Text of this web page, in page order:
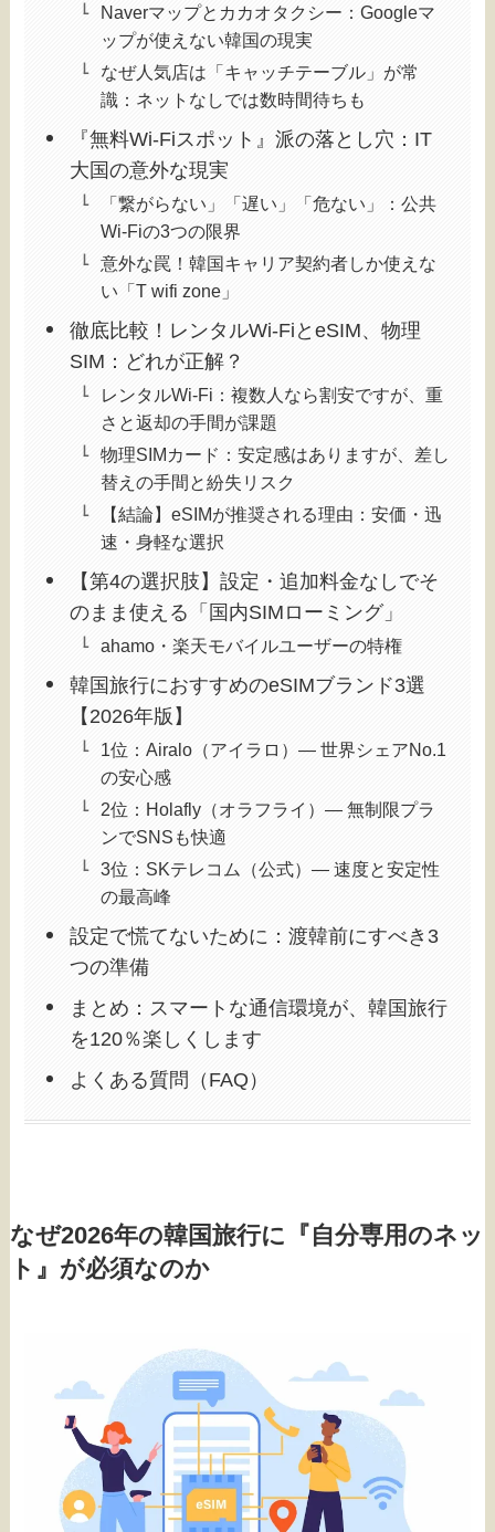
Naverマップとカカオタクシー：Googleマ
ップが使えない韓国の現実
なぜ人気店は「キャッチテーブル」が常
識：ネットなしでは数時間待ちも
『無料Wi-Fiスポット』派の落とし穴：IT
大国の意外な現実
「繋がらない」「遅い」「危ない」：公共
Wi-Fiの3つの限界
意外な罠！韓国キャリア契約者しか使えな
い「T wifi zone」
徹底比較！レンタルWi-FiとeSIM、物理
SIM：どれが正解？
レンタルWi-Fi：複数人なら割安ですが、重
さと返却の手間が課題
物理SIMカード：安定感はありますが、差し
替えの手間と紛失リスク
【結論】eSIMが推奨される理由：安価・迅
速・身軽な選択
【第4の選択肢】設定・追加料金なしでそ
のまま使える「国内SIMローミング」
ahamo・楽天モバイルユーザーの特権
韓国旅行におすすめのeSIMブランド3選
【2026年版】
1位：Airalo（アイラロ）― 世界シェアNo.1
の安心感
2位：Holafly（オラフライ）― 無制限プラ
ンでSNSも快適
3位：SKテレコム（公式）― 速度と安定性
の最高峰
設定で慌てないために：渡韓前にすべき3
つの準備
まとめ：スマートな通信環境が、韓国旅行
を120％楽しくします
よくある質問（FAQ）
なぜ2026年の韓国旅行に『自分専用のネッ
ト』が必須なのか